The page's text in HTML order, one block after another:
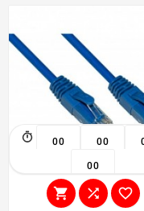
00 00
00
  